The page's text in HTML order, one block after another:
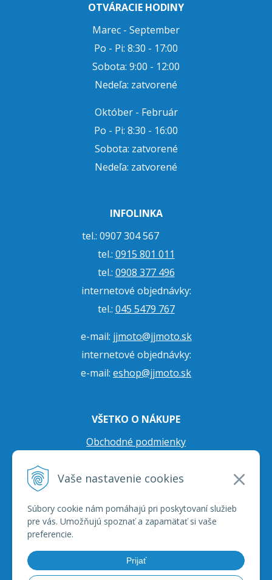
Vaše nastavenie cookies
Súbory cookie nám pomáhajú pri poskytovaní služieb
pre vás. Umožňujú spoznať a zapamätať si vaše
preferencie.
Prijať
OTVÁRACIE HODINY
Marec - September
Po - Pi: 8:30 - 17:00
Sobota: 9:00 - 12:00
Nedeľa: zatvorené
Október - Február
Po - Pi: 8:30 - 16:00
Sobota: zatvorené
Nedeľa: zatvorené
INFOLINKA
tel.: 0907 304 567
tel.: 0915 801 011
tel.: 0908 377 496
internetové objednávky:
tel.: 045 5479 767
e-mail: jjmoto@jjmoto.sk
internetové objednávky:
e-mail: eshop@jjmoto.sk
VŠETKO O NÁKUPE
Obchodné podmienky
Prepravné podmienky